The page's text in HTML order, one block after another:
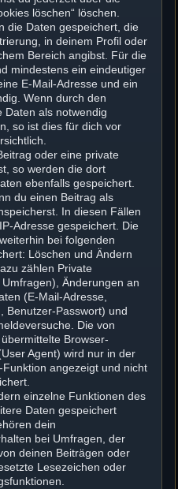
löschen“ löschen.
die Daten gespeichert, die
in deinem Profil oder
Bereich angibst. Für die
mindestens ein eindeutiger
E-Mail-Adresse und ein
Wenn durch den
Daten als notwendig
so ist dies für dich vor
oder eine private
so werden die dort
ebenfalls gespeichert.
du einen Beitrag als
In diesen Fällen
Adresse gespeichert. Die
bei folgenden
Löschen und Ändern
zählen Private
Änderungen an
(E-Mail-Adresse,
Benutzer-Passwort) und
Die von
Browser-
Agent) wird nur in der
Funktion angezeigt und nicht
einzelne Funktionen des
Daten gespeichert
dein
bei Umfragen, der
deinen Beiträgen oder
Lesezeichen oder